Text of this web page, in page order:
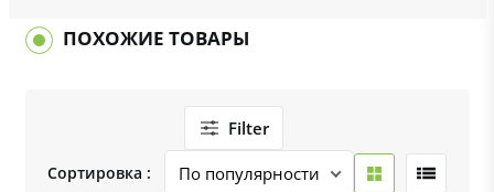
ПОХОЖИЕ ТОВАРЫ
Filter
Сортировка :